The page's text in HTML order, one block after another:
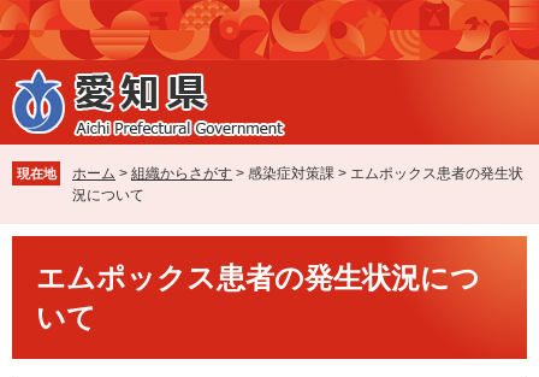
ペ
ー
ジ
の
先
で
す
メ
ニ
ュ
ー
を
ば
し
本
現在地 ホーム > 組織からさがす > 感染症対策課 > エムポックス患者の発生状
況について
エムポックス患者の発生状況につ
いて